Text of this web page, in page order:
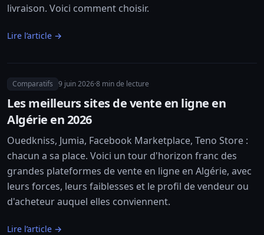
livraison. Voici comment choisir.
Lire l’article →
Comparatifs 9 juin 2026·8 min de lecture
Les meilleurs sites de vente en ligne en
Algérie en 2026
Ouedkniss, Jumia, Facebook Marketplace, Teno Store :
chacun a sa place. Voici un tour d'horizon franc des
grandes plateformes de vente en ligne en Algérie, avec
leurs forces, leurs faiblesses et le profil de vendeur ou
d'acheteur auquel elles conviennent.
Lire l’article →